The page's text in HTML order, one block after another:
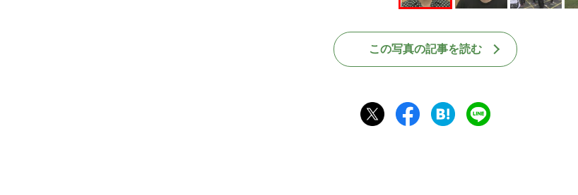
この写真の記事を読む